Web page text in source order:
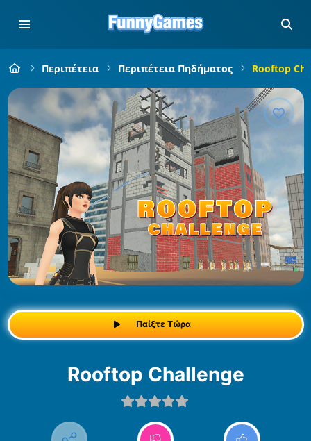
Περιπέτεια Περιπέτεια Πηδήματος Rooftop
Παίξτε Τώρα
Rooftop Challenge